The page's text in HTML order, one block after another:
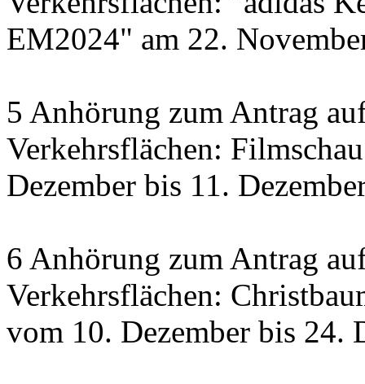
EM2024" am 22.
5 Anhörung zum Antrag
Verkehrsflächen:
Dezember bis 11.
6 Anhörung zum Antrag
Verkehrsflächen:
vom 10. Dezember bis 24.